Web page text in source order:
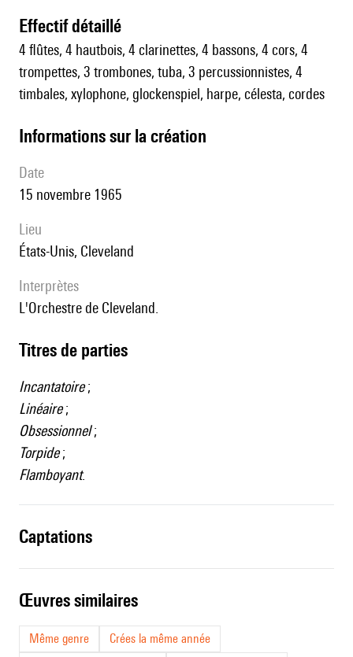
effectif détaillé
4 flûtes, 4 hautbois, 4 clarinettes, 4 bassons, 4 cors, 4
trompettes, 3 trombones, tuba, 3 percussionnistes, 4
timbales, xylophone, glockenspiel, harpe, célesta, cordes
informations sur la création
date
15 novembre 1965
lieu
États-Unis, Cleveland
interprètes
l'Orchestre de Cleveland.
Titres de parties
Incantatoire;
Linéaire;
Obsessionnel;
Torpide;
Flamboyant.
captations
œuvres similaires
Même genre
Crées la même année